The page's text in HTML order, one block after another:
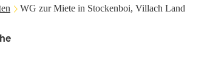
WG zur Miete in Stockenboi, Villach Land